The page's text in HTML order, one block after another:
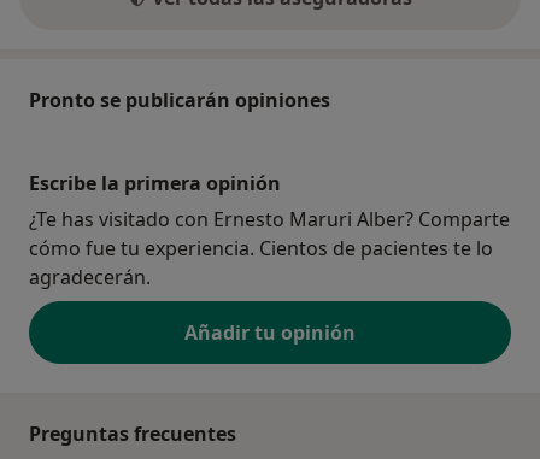
Pronto se publicarán opiniones
Escribe la primera opinión
¿Te has visitado con Ernesto Maruri Alber? Comparte
cómo fue tu experiencia. Cientos de pacientes te lo
agradecerán.
Añadir tu opinión
Preguntas frecuentes